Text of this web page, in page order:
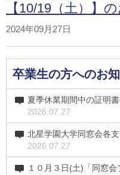
【10/19（土）】
2024年09月27日
卒業生の方へのお
夏季休業期間中の証明
2026.07.27
北星学園大学同窓会各
2026.07.27
１０月３日(土)「同窓